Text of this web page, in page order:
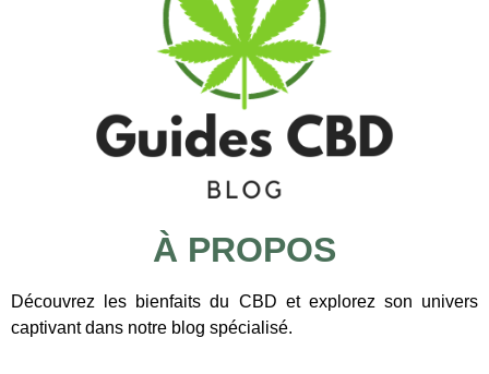
À PROPOS
Découvrez les bienfaits du CBD et explorez son univers
captivant dans notre blog spécialisé.